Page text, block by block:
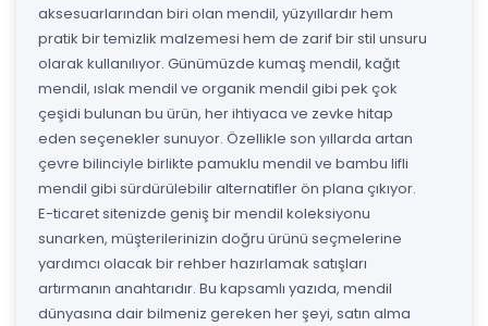
aksesuarlarından biri olan mendil, yüzyıllardır hem
pratik bir temizlik malzemesi hem de zarif bir stil unsuru
olarak kullanılıyor. Günümüzde kumaş mendil, kağıt
mendil, ıslak mendil ve organik mendil gibi pek çok
çeşidi bulunan bu ürün, her ihtiyaca ve zevke hitap
eden seçenekler sunuyor. Özellikle son yıllarda artan
çevre bilinciyle birlikte pamuklu mendil ve bambu lifli
mendil gibi sürdürülebilir alternatifler ön plana çıkıyor.
E-ticaret sitenizde geniş bir mendil koleksiyonu
sunarken, müşterilerinizin doğru ürünü seçmelerine
yardımcı olacak bir rehber hazırlamak satışları
artırmanın anahtarıdır. Bu kapsamlı yazıda, mendil
dünyasına dair bilmeniz gereken her şeyi, satın alma